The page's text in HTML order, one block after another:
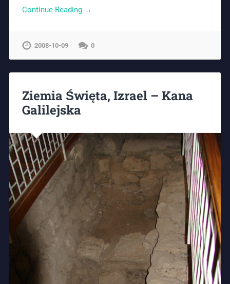
Continue Reading →
2008-10-09 0
Ziemia Święta, Izrael – Kana
Galilejska